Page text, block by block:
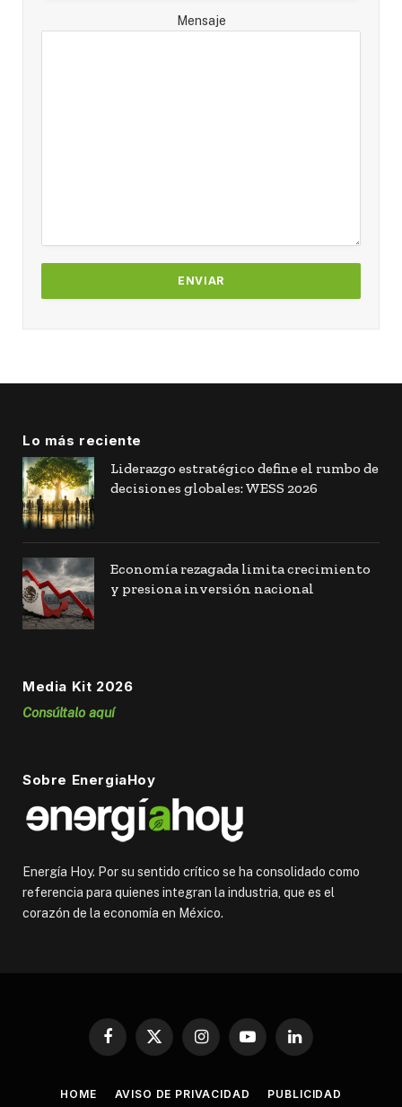
Mensaje
Lo más reciente
Liderazgo estratégico define el rumbo de
decisiones globales: WESS 2026
Economía rezagada limita crecimiento
y presiona inversión nacional
Media Kit 2026
Consúltalo aquí
Sobre EnergiaHoy
Energía Hoy. Por su sentido crítico se ha consolidado como
referencia para quienes integran la industria, que es el
corazón de la economía en México.
Facebook
X
InstagramYouTubeLinkedIn
HOME AVISO DE PRIVACIDAD PUBLICIDAD